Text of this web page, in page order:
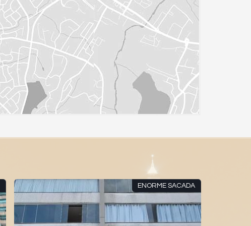
ENORME SACADA